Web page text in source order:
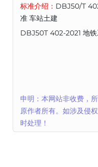
标准介绍： DBJ50/T
准 车站土建
DBJ50T 402-2021 地
申明：本网站非收费，
原作者所有。如涉及侵
时处理！